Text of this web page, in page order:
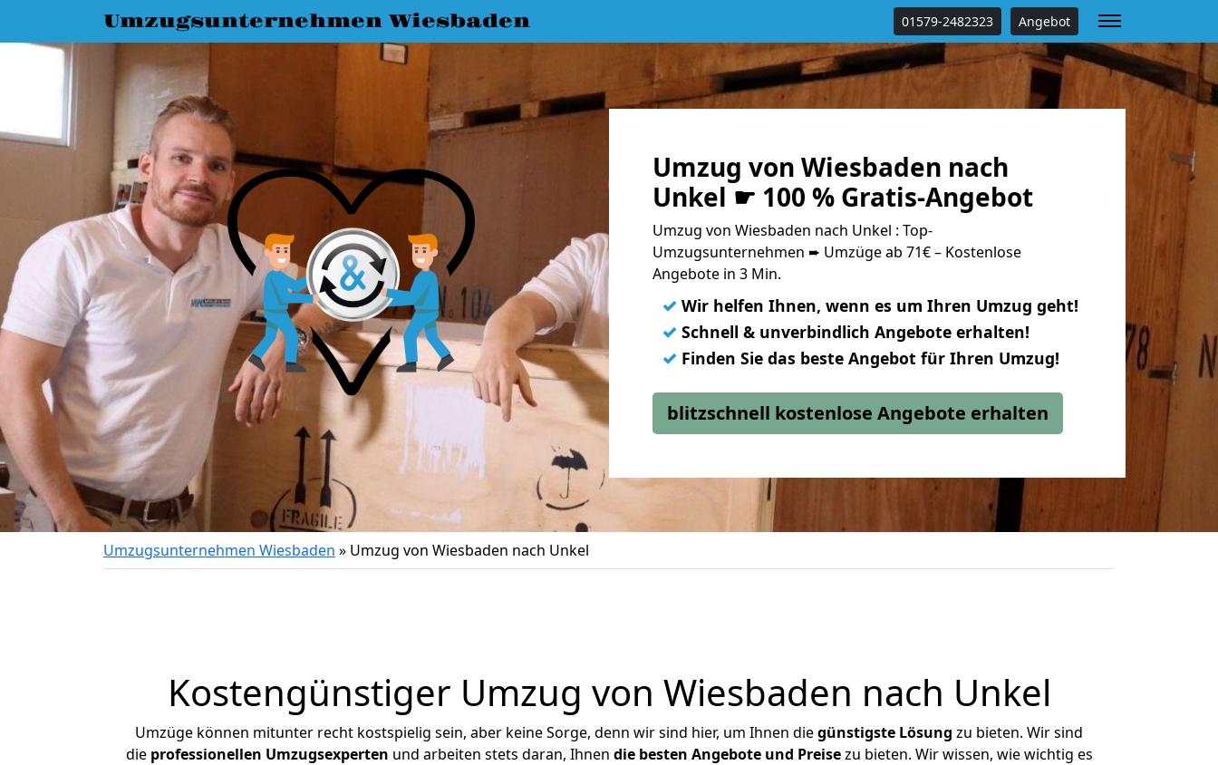
Umzugsunternehmen Wiesbaden 01579-2482323 Angebot
Umzug von Wiesbaden nach
Unkel ☛ 100 % Gratis-Angebot
Umzug von Wiesbaden nach Unkel : Top-
Umzugsunternehmen ➨ Umzüge ab 71€ – Kostenlose
Angebote in 3 Min.
✓ Wir helfen Ihnen, wenn es um Ihren Umzug geht!
✓ Schnell & unverbindlich Angebote erhalten!
✓ Finden Sie das beste Angebot für Ihren Umzug!
blitzschnell kostenlose Angebote erhalten
Umzugsunternehmen Wiesbaden » Umzug von Wiesbaden nach Unkel
Kostengünstiger Umzug von Wiesbaden nach Unkel
Umzüge können mitunter recht kostspielig sein, aber keine Sorge, denn wir sind hier, um Ihnen diegünstigste Lösung zu bieten. Wir sind
die professionellen Umzugsexperten und arbeiten stets daran, Ihnen die besten Angebote und Preisezu bieten. Wir wissen, wie wichtig es